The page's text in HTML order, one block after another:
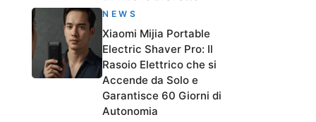
NEWS
Xiaomi Mijia Portable
Electric Shaver Pro: Il
Rasoio Elettrico che si
Accende da Solo e
Garantisce 60 Giorni di
Autonomia